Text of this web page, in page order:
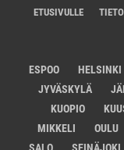
ETUSIVULLE
ESPOO HELSINKI
JYVÄSKYLÄ
KUOPIO
MIKKELI
OULU